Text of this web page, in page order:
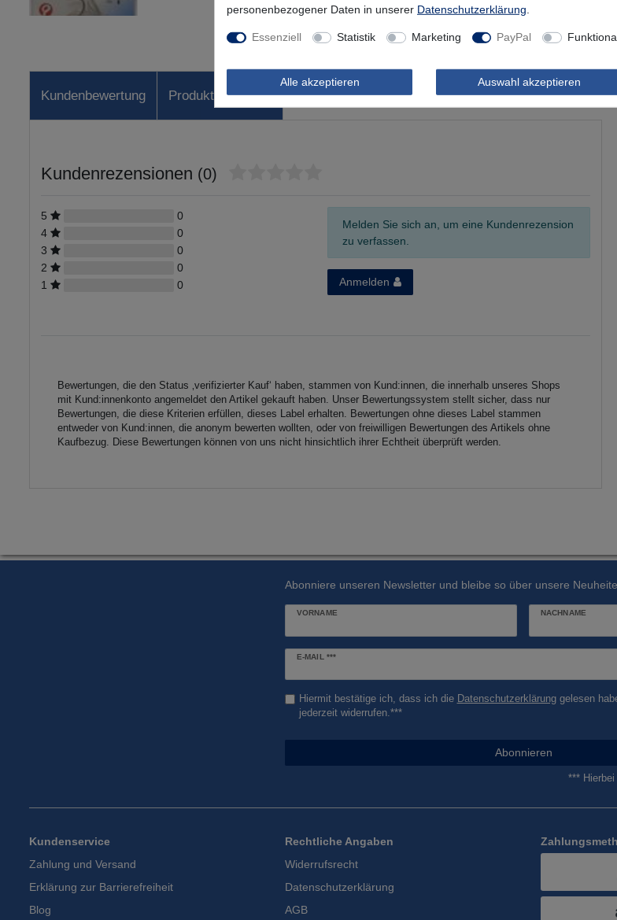
Kundenbewertung Produktsicherheit
Kundenrezensionen (0)
5
0
4
0
3
0
2
0
1
0
Melden Sie sich an, um eine Kundenrezension
zu verfassen.
Anmelden
Bewertungen, die den Status ‚verifizierter Kauf‘ haben, stammen von Kund:innen, die innerhalb unseres Shops
mit Kund:innenkonto angemeldet den Artikel gekauft haben. Unser Bewertungssystem stellt sicher, dass nur
Bewertungen, die diese Kriterien erfüllen, dieses Label erhalten. Bewertungen ohne dieses Label stammen
entweder von Kund:innen, die anonym bewerten wollten, oder von freiwilligen Bewertungen des Artikels ohne
Kaufbezug. Diese Bewertungen können von uns nicht hinsichtlich ihrer Echtheit überprüft werden.
Abonniere unseren Newsletter und bleibe so über unsere
VORNAME NACHNAME
E-MAIL ***
Newsletter
Hiermit bestätige ich, dass ich die Daten­schutz­erklärunggelesen
jederzeit widerrufen.***
Abonnieren
***
Kundenservice
Zahlung und Versand
Erklärung zur Barrierefreiheit
Blog
Rechtliche Angaben
Widerrufsrecht
Datenschutzerklärung
AGB
personenbezogener Daten in unserer Daten­schutz­erklärung
Essenziell Statistik Marketing PayPal
Alle akzeptieren Auswahl akzeptieren